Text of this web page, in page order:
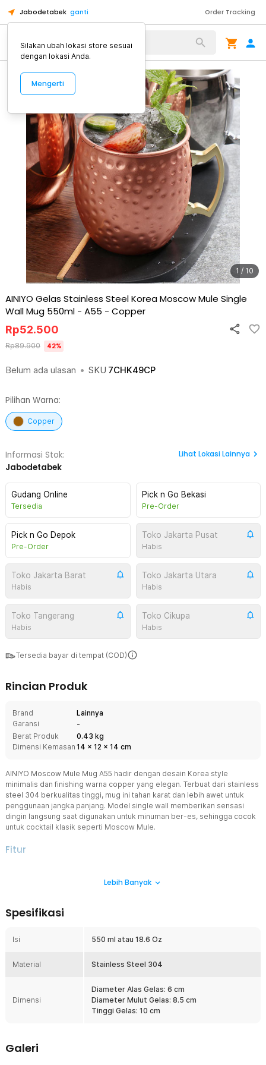
Jabodetabek ganti Order Tracking
Alat Kopi
1 / 10
AINIYO Gelas Stainless Steel Korea Moscow Mule Single
Wall Mug 550ml - A55 - Copper
Belum ada ulasan • SKU 7CHK49CP
Rp52.500
Rp89.900 42%
Pilihan Warna:
Copper
Informasi Stok:
Jabodetabek
Lihat Lokasi Lainnya
Gudang Online
Tersedia
Pick n Go Bekasi
Pre-Order
Pick n Go Depok
Pre-Order
Toko Jakarta Pusat
Habis
Toko Jakarta Barat
Habis
Toko Jakarta Utara
Habis
Toko Tangerang
Habis
Toko Cikupa
Habis
Tersedia bayar di tempat (COD)
Rincian Produk
Brand
Lainnya
Garansi
-
Berat Produk
0.43 kg
Dimensi Kemasan 14 x 12 x 14 cm
AINIYO Moscow Mule Mug A55 hadir dengan desain Korea style
minimalis dan finishing warna copper yang elegan. Terbuat dari stainless
steel 304 berkualitas tinggi, mug ini tahan karat dan lebih awet untuk
penggunaan jangka panjang. Model single wall memberikan sensasi
dingin langsung saat digunakan untuk minuman ber-es, sehingga cocok
untuk cocktail klasik seperti Moscow Mule.
Fitur
Menggunakan material stainless steel 304 yang dikenal tahan karat
untuk penggunaan harian di rumah maupun bar.
Berbeda dari versi double wall, model single wall memberikan
pengalaman minum cocktail yang lebih autentik seperti di bar
Finishing Copper Korea Style
Warna copper mengilap memberikan tampilan estetik dan eksklusif.
Cocok untuk konsep home bar, cafe, atau konten media sosial
Kapasitas Besar 550 ml
Lebih Banyak
Spesifikasi
Isi 550 ml atau 18.6 Oz
Material Stainless Steel 304
Dimensi
Diameter Alas Gelas: 6 cm
Diameter Mulut Gelas: 8.5 cm
Tinggi Gelas: 10 cm
Galeri
Silakan ubah lokasi store sesuai
dengan lokasi Anda.
Mengerti